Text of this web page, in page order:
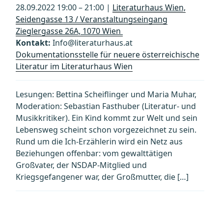
28.09.2022 19:00 – 21:00 | Literaturhaus Wien,
Seidengasse 13 / Veranstaltungseingang
Zieglergasse 26A, 1070 Wien
Kontakt: Info@literaturhaus.at
Dokumentationsstelle für neuere österreichische
Literatur im Literaturhaus Wien
Lesungen: Bettina Scheiflinger und Maria Muhar,
Moderation: Sebastian Fasthuber (Literatur- und
Musikkritiker). Ein Kind kommt zur Welt und sein
Lebensweg scheint schon vorgezeichnet zu sein.
Rund um die Ich-Erzählerin wird ein Netz aus
Beziehungen offenbar: vom gewalttätigen
Großvater, der NSDAP-Mitglied und
Kriegsgefangener war, der Großmutter, die […]